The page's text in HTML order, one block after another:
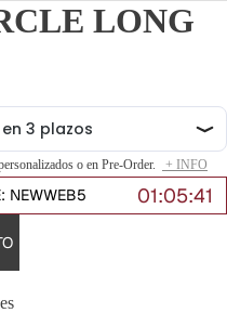
LONG
o en Pre-Order. + INFO
NEWWEB5 01:05:41